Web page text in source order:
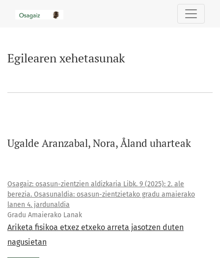
Egilearen xehetasunak
Ugalde Aranzabal, Nora, Åland uharteak
Osagaiz: osasun-zientzien aldizkaria Libk. 9 (2025): 2. ale
berezia. Osasunaldia: osasun-zientzietako gradu amaierako
lanen 4. jardunaldia
Gradu Amaierako Lanak
Ariketa fisikoa etxez etxeko arreta jasotzen duten
nagusietan